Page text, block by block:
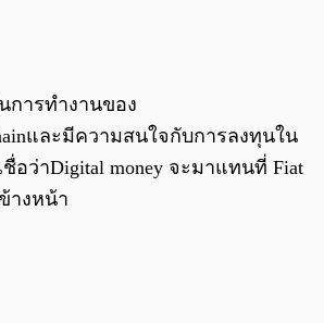
การทำงานของ
และมีความสนใจกับการลงทุนใน
อว่าDigital money จะมาแทนที่ Fiat
างหน้า